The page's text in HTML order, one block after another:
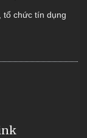
tổ chức tín dụng